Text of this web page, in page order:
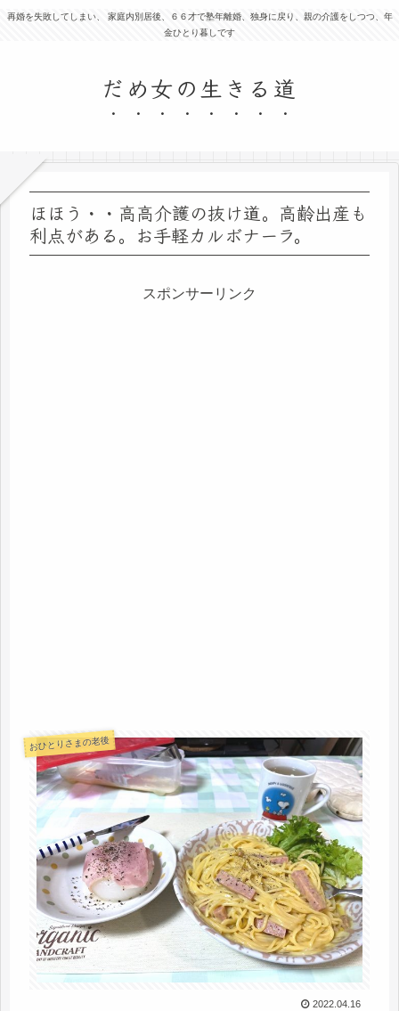
再婚を失敗してしまい、 家庭内別居後、６６才で塾年離婚、独身に戻り、親の介護をしつつ、年
金ひとり暮しです
だめ女の生きる道
ほほう・・高高介護の抜け道。高齢出産も
利点がある。お手軽カルボナーラ。
スポンサーリンク
おひとりさまの老後
2022.04.16